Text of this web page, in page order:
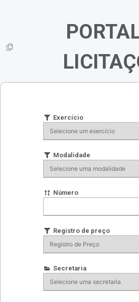
Exercício
Modalidade
Número
Registro de preço
Secretaria